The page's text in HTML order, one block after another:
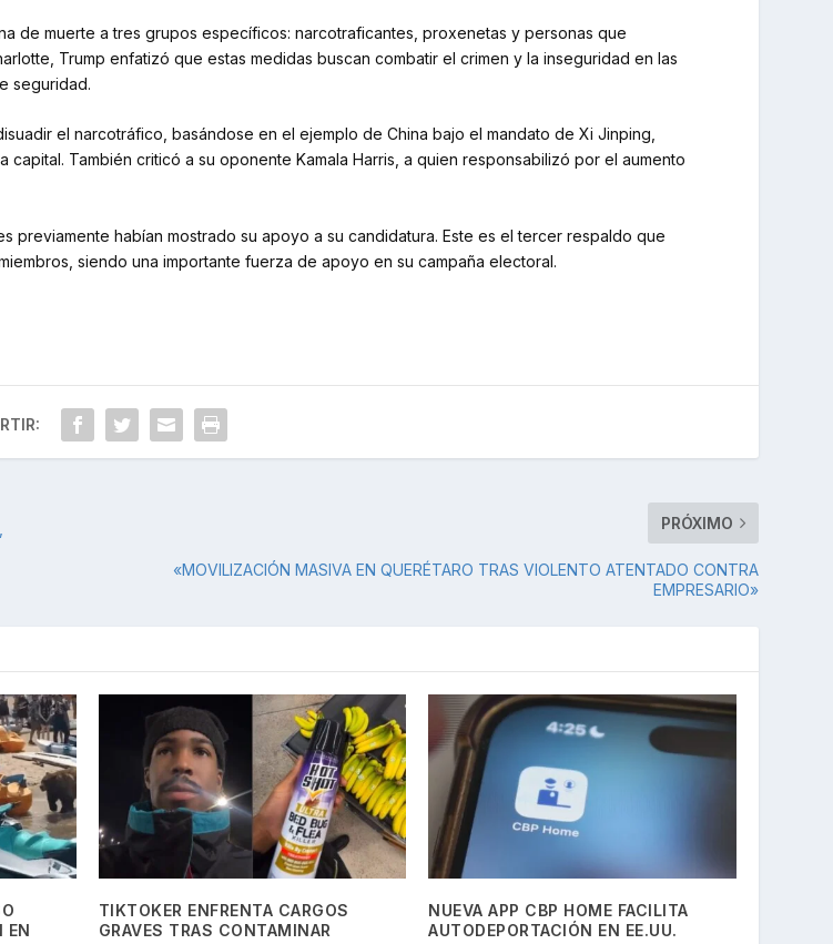
de muerte a tres grupos específicos: narcotraficantes, proxenetas y personas que
Trump enfatizó que estas medidas buscan combatir el crimen y la inseguridad en las
seguridad.
el narcotráfico, basándose en el ejemplo de China bajo el mandato de Xi Jinping,
También criticó a su oponente Kamala Harris, a quien responsabilizó por el aumento
habían mostrado su apoyo a su candidatura. Este es el tercer respaldo que
siendo una importante fuerza de apoyo en su campaña electoral.
PRÓXIMO
«MOVILIZACIÓN MASIVA EN QUERÉTARO TRAS VIOLENTO ATENTADO CONTRA
EMPRESARIO»
EN
TIKTOKER ENFRENTA CARGOS
GRAVES TRAS CONTAMINAR
NUEVA APP CBP HOME FACILITA
AUTODEPORTACIÓN EN EE.UU.